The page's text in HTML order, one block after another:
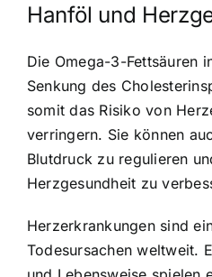
Hanföl und
Die Omega-3-Fettsäuren
Senkung des
somit das Risiko von
verringern. Sie können
Blutdruck zu regulieren
Herzgesundheit zu
Herzerkrankungen sind
Todesursachen weltweit.